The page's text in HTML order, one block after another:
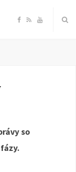
F R Y
so